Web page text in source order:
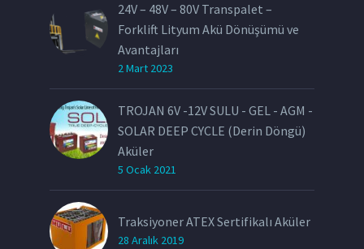
24V – 48V – 80V Transpalet –
Forklift Lityum Akü Dönüşümü ve
Avantajları
2 Mart 2023
TROJAN 6V -12V SULU - GEL - AGM -
SOLAR DEEP CYCLE (Derin Döngü)
Aküler
5 Ocak 2021
Traksiyoner ATEX Sertifikalı Aküler
28 Aralık 2019